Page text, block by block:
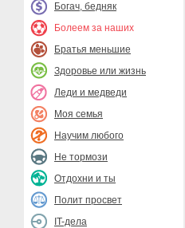
Богач, бедняк
Болеем за наших
Братья меньшие
Здоровье или жизнь
Леди и медведи
Моя семья
Научим любого
Не тормози
Отдохни и ты
Полит просвет
IT-дела